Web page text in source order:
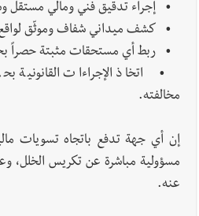
• إجراء تدقيق فني ومالي مستقل
• كشف ميداني شفاف وموثّق
• ربط أي مستحقات مثبتة حصراً
• اتخاذ الإجراءات القانونية
مخالفته.
إن أي جهة تدفع باتجاه تسويات
مسؤولية مباشرة عن تكريس الخلل،
عنه.